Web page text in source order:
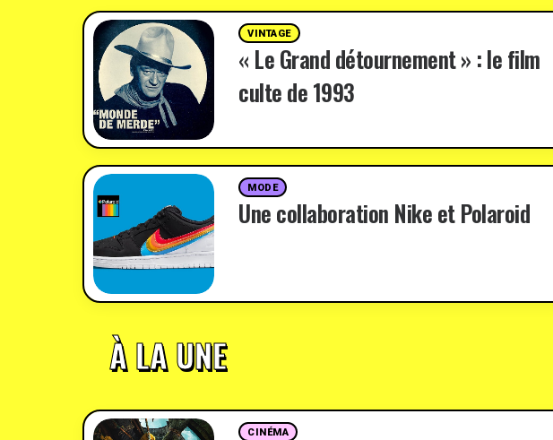
VINTAGE
« Le Grand détournement » : le film
culte de 1993
MODE
Une collaboration Nike et Polaroid
À LA UNE
CINÉMA